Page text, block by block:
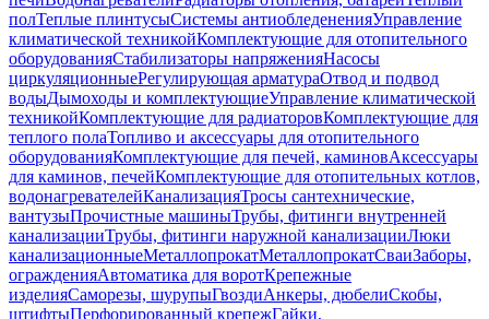
полТеплые плинтусыСистемы антиобледененияУправление
климатической техникойКомплектующие для отопительного
оборудованияСтабилизаторы напряженияНасосы
циркуляционныеРегулирующая арматураОтвод и подвод
водыДымоходы и комплектующиеУправление климатической
техникойКомплектующие для радиаторовКомплектующие для
теплого полаТопливо и аксессуары для отопительного
оборудованияКомплектующие для печей, каминовАксессуары
для каминов, печейКомплектующие для отопительных котлов,
водонагревателейКанализацияТросы сантехнические,
вантузыПрочистные машиныТрубы, фитинги внутренней
канализацииТрубы, фитинги наружной канализацииЛюки
канализационныеМеталлопрокатМеталлопрокатСваиЗаборы,
огражденияАвтоматика для воротКрепежные
изделияСаморезы, шурупыГвоздиАнкеры, дюбелиСкобы,
штифтыПерфорированный крепежГайки,